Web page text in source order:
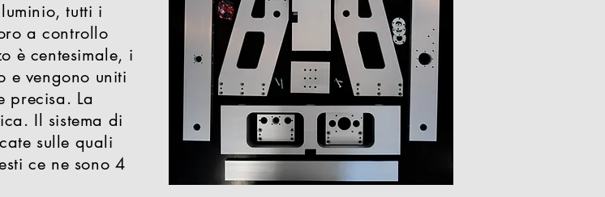
tutti i
a controllo
è centesimale, i
e vengono uniti
precisa. La
Il sistema di
sulle quali
ce ne sono 4